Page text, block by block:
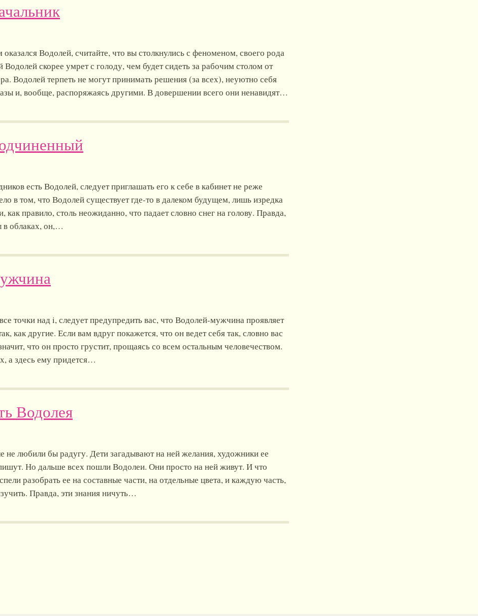
Водолей, считайте, что вы столкнулись с феноменом, своего рода
скорее умрет с голоду, чем будет сидеть за рабочим столом от
Водолей терпеть не могут принимать решения (за всех), неуютно себя
и, вообще, распоряжаясь другими. В довершении всего они ненавидят…
есть Водолей, следует приглашать его к себе в кабинет не реже
в том, что Водолей существует где-то в далеком будущем, лишь изредка
как правило, столь неожиданно, что падает словно снег на голову. Правда,
в облаках, он,…
точки над i, следует предупредить вас, что Водолей-мужчина проявляет
как другие. Если вам вдруг покажется, что он ведет себя так, словно вас
что он просто грустит, прощаясь со всем остальным человечеством.
а здесь ему придется…
Водолея
не любили бы радугу. Дети загадывают на ней желания, художники ее
Но дальше всех пошли Водолеи. Они просто на ней живут. И что
разобрать ее на составные части, на отдельные цвета, и каждую часть,
Правда, эти знания ничуть…